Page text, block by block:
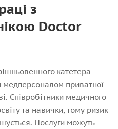
з
Doctor
катетера
медперсоналом приватної
Співробітники медичного
та навички, тому ризик
Послуги можуть